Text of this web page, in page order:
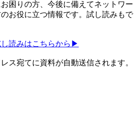
困りの方、今後に備えてネットワー
お役に立つ情報です。試し読みもで
読みはこちらから▶︎
ス宛てに資料が自動送信されます。